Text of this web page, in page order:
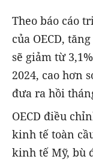
Theo báo cáo
của OECD,
sẽ giảm từ
2024, cao hơn
đưa ra hồi
OECD điều
kinh tế toàn
kinh tế Mỹ, bù